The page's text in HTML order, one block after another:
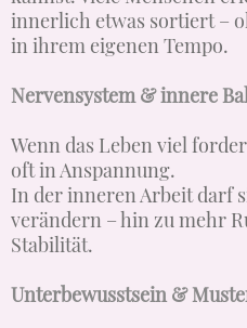
innerlich etwas sortiert –
in ihrem eigenen Tempo.
Nervensystem & innere
Wenn das Leben viel
oft in Anspannung.
In der inneren Arbeit darf
verändern – hin zu mehr
Stabilität.
Unterbewusstsein &